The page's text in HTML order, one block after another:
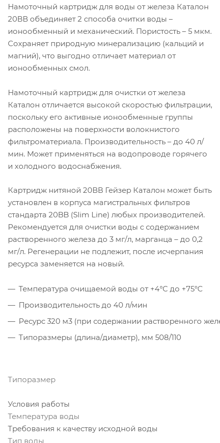
Намоточный картридж для воды от железа Каталон
20ВВ объединяет 2 способа очитки воды –
ионообменный и механический. Пористость – 5 мкм.
Сохраняет природную минерализацию (кальций и
магний), что выгодно отличает материал от
ионообменных смол.
Намоточный картридж для очистки от железа
Каталон отличается высокой скоростью фильтрации,
поскольку его активные ионообменные группы
расположены на поверхности волокнистого
фильтроматериала. Производительность – до 40 л/
мин. Может применяться на водопроводе горячего
и холодного водоснабжения.
Картридж нитяной 20ВВ Гейзер Каталон может быть
установлен в корпуса магистральных фильтров
стандарта 20BB (Slim Line) любых производителей.
Рекомендуется для очистки воды с содержанием
растворенного железа до 3 мг/л, марганца – до 0,2
мг/л. Регенерации не подлежит, после исчерпания
ресурса заменяется на новый.
Температура очищаемой воды от +4°C до +75°C
Производительность до 40 л/мин
Ресурс 320 м3 (при содержании растворенного
Типоразмеры (длина/диаметр), мм 508/110
Типоразмер
Условия работы
Температура воды
Требования к качеству исходной воды
Тип воды